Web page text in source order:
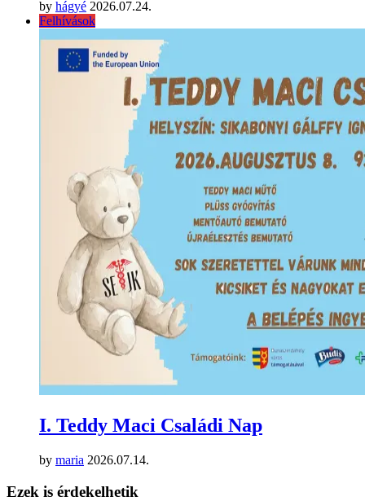
by hágyé 2026.07.24.
Felhívások
I. Teddy Maci Családi Nap
by maria 2026.07.14.
Ezek is érdekelhetik